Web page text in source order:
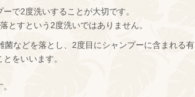
で2度洗いすることが大切です。
とすという2度洗いではありません。
などを落とし、2度目にシャンプーに含まれる有
をいいます。